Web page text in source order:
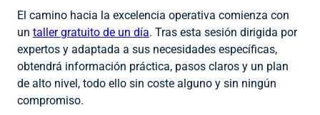
El camino hacia la excelencia operativa comienza con
un taller gratuito de un día. Tras esta sesión dirigida por
expertos y adaptada a sus necesidades específicas,
obtendrá información práctica, pasos claros y un plan
de alto nivel, todo ello sin coste alguno y sin ningún
compromiso.